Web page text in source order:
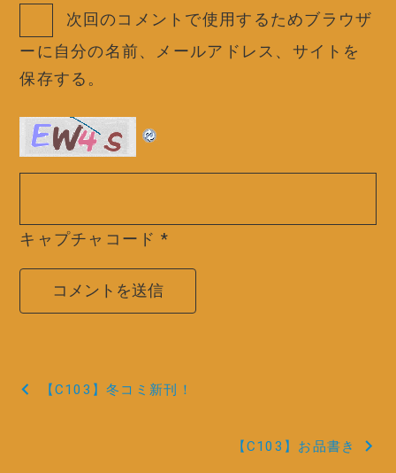
次回のコメントで使用するためブラウザ
ーに自分の名前、メールアドレス、サイトを
保存する。
キャプチャコード *
投
【C103】冬コミ新刊！
【C103】お品書き